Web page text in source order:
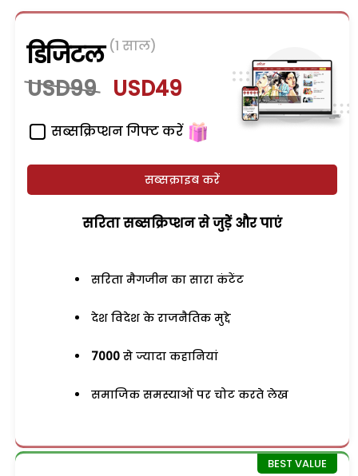
डिजिटल (1 साल)
USD99 USD49
सब्सक्रिप्शन गिफ्ट करें
सब्सक्राइब करें
सरिता सब्सक्रिप्शन से जुड़ेें और पाएं
सरिता मैगजीन का सारा कंटेंट
देश विदेश के राजनैतिक मुद्दे
7000 से ज्यादा कहानियां
समाजिक समस्याओं पर चोट करते लेख